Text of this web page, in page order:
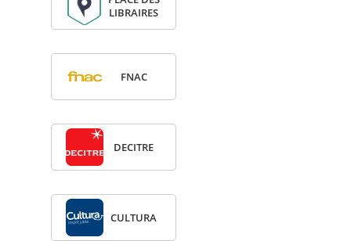
LIBRAIRES
FNAC
DECITRE
CULTURA